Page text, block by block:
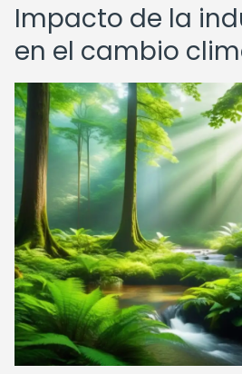
Impacto de la
en el cambio